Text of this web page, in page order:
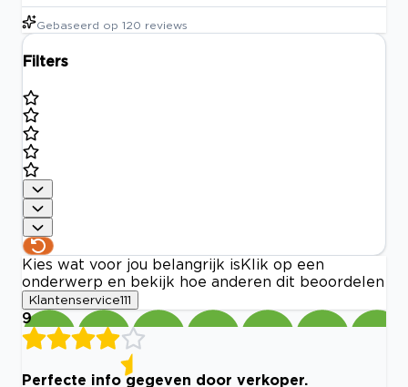
Gebaseerd op 120 reviews
Filters
Kies wat voor jou belangrijk is Klik op een
onderwerp en bekijk hoe anderen dit beoordelen
Klantenservice111
9
Perfecte info gegeven door verkoper.